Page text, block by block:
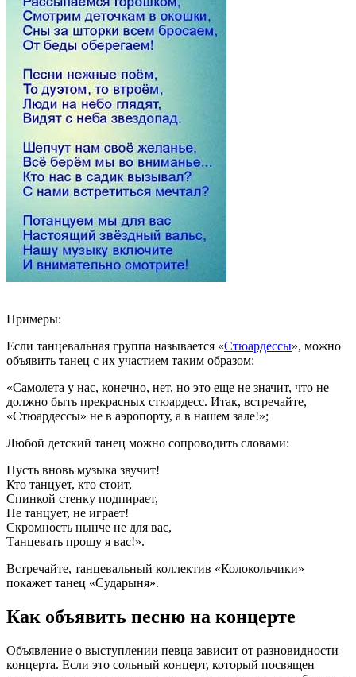
Примеры:
Если танцевальная группа называется «Стюардессы», можно
объявить танец с их участием таким образом:
«Самолета у нас, конечно, нет, но это еще не значит, что не
должно быть прекрасных стюардесс. Итак, встречайте,
«Стюардессы» не в аэропорту, а в нашем зале!»;
Любой детский танец можно сопроводить словами:
Пусть вновь музыка звучит!
Кто танцует, кто стоит,
Спинкой стенку подпирает,
Не танцует, не играет!
Скромность нынче не для вас,
Танцевать прошу я вас!».
Встречайте, танцевальный коллектив «Колокольчики»
покажет танец «Сударыня».
Как объявить песню на концерте
Объявление о выступлении певца зависит от разновидности
концерта. Если это сольный концерт, который посвящен